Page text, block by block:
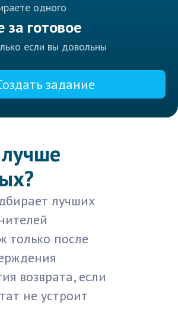
одного
за готовое
если вы довольны
задание
лучших
только после
возврата, если
не устроит